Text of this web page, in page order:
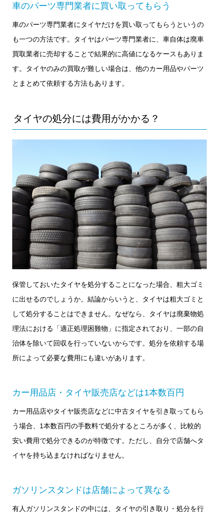
車のパーツ専門業者に買い取ってもらう
車のパーツ専門業者にタイヤだけを買い取ってもらうというの
も一つの方法です。タイヤはパーツ専門業者に、車自体は廃車
買取業者に売却することで結果的に高値になるケースもありま
す。タイヤのみの買取が難しい場合は、他のカー用品やパーツ
とまとめて依頼する方法もあります。
タイヤの処分には費用がかかる？
保管しておいたタイヤを処分することになった場合、粗大ゴミ
に出せるのでしょうか。結論からいうと、タイヤは粗大ゴミと
して処分することはできません。なぜなら、タイヤは廃棄物処
理法における「適正処理困難物」に指定されており、一部の自
治体を除いて回収を行っていないからです。処分を依頼する場
所によって必要な費用にも違いがあります。
カー用品店・タイヤ販売店などは1本数百円
カー用品店やタイヤ販売店などに中古タイヤを引き取ってもら
う場合、1本数百円の手数料で処分するところが多く、比較的
安い費用で処分できるのが特徴です。ただし、自分で店舗へタ
イヤを持ち込まなければなりません。
ガソリンスタンドは店舗によって異なる
有人ガソリンスタンドの中には、タイヤの引き取り・処分を行